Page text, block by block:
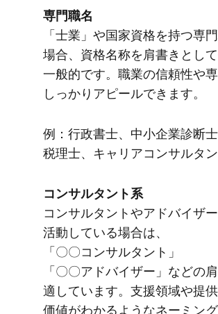
専門職名
「士業」や​国家資格を​持つ専
場合、​資格名称を​肩書きと​し
一般的です。​職業の​信頼性や​
しっかり​アピールできます。
例：行政書士、​中小企業診断士
税理士、​キャリアコンサルタン
コンサルタント系
コンサルタントや​アドバイザ
活動している​場合は、​
「〇〇コンサルタント」​
「〇〇アドバイザー」などの​
適しています。​支援領域や​提
価値が​わかるような​ネーミン